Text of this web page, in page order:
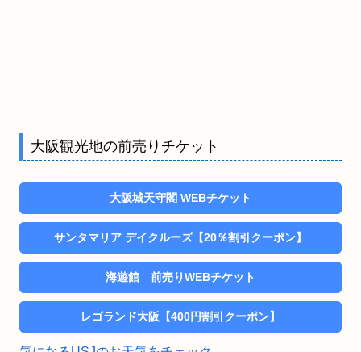
大阪観光地の前売りチケット
大阪城天守閣 WEBチケット
サンタマリア デイクルーズ【20％割引クーポン】
海遊館 前売りWEBチケット
レゴランド大阪【400円割引クーポン】